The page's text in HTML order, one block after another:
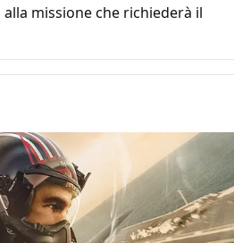
missione che richiederà il